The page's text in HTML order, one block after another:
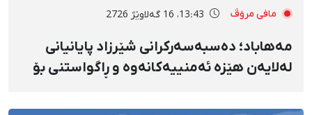
مافی مرۆڤ 13:43، 16 گەلاوێژ 2726
مەهاباد؛ دەسبەسەرکرانی شێرزاد پایانیانی
لەلایەن هێزە ئەمنییەکانەوە و ڕاگواستنی بۆ